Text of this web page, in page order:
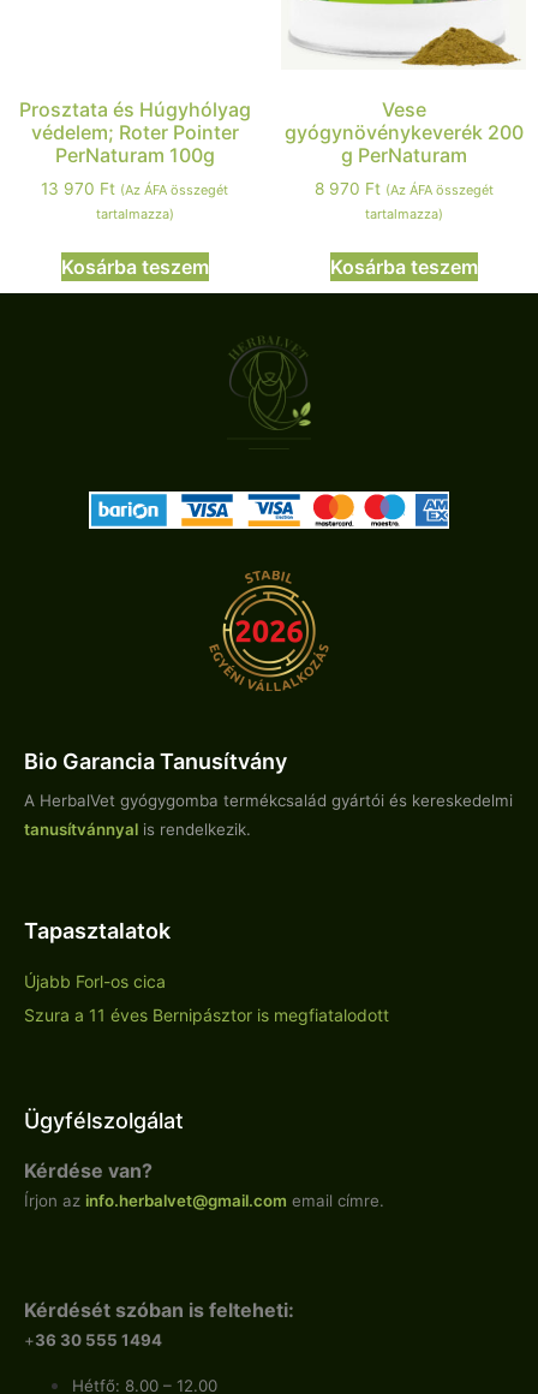
Prosztata és Húgyhólyag
védelem; Roter Pointer
PerNaturam 100g
13 970 Ft (Az ÁFA összegét
tartalmazza)
Kosárba teszem
Vese
gyógynövénykeverék 200
g PerNaturam
8 970 Ft (Az ÁFA összegét
tartalmazza)
Kosárba teszem
Bio Garancia Tanusítvány
A HerbalVet gyógygomba termékcsalád gyártói és kereskedelmi
tanusítvánnyal is rendelkezik.
Tapasztalatok
Újabb Forl-os cica
Szura a 11 éves Bernipásztor is megfiatalodott
Ügyfélszolgálat
Kérdése van?
Írjon az info.herbalvet@gmail.com email címre.
Kérdését szóban is felteheti:
+36 30 555 1494
Hétfő: 8.00 – 12.00